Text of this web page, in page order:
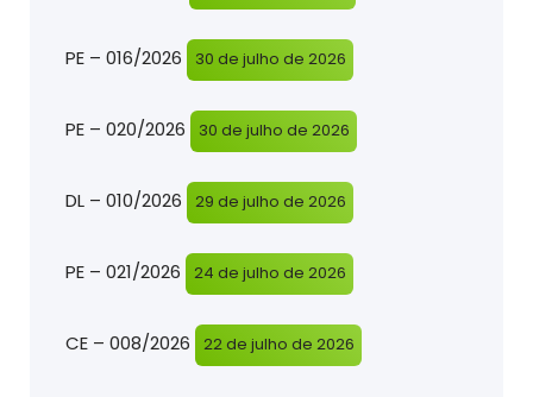
PE – 016/2026 30 de julho de 2026
PE – 020/2026 30 de julho de 2026
DL – 010/2026 29 de julho de 2026
PE – 021/2026 24 de julho de 2026
CE – 008/2026 22 de julho de 2026